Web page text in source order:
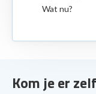
Wat nu?
Kom je er